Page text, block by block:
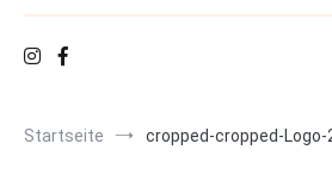
Startseite cropped-cropped-Logo-